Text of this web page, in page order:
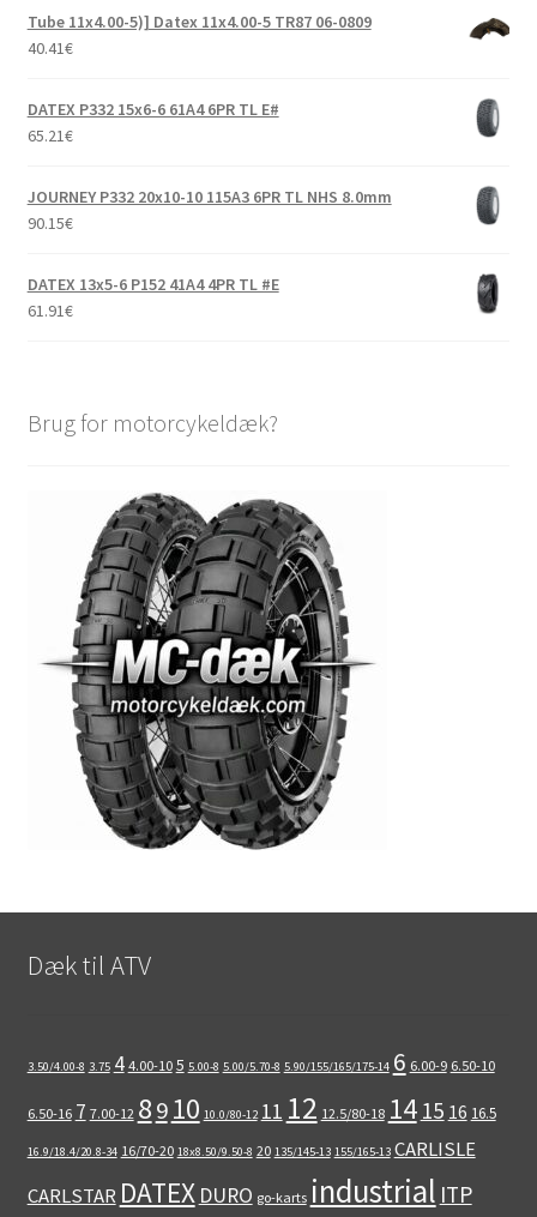
Tube 11x4.00-5)] Datex 11x4.00-5 TR87 06-0809
40.41€
DATEX P332 15x6-6 61A4 6PR TL E#
65.21€
JOURNEY P332 20x10-10 115A3 6PR TL NHS 8.0mm
90.15€
DATEX 13x5-6 P152 41A4 4PR TL #E
61.91€
Brug for motorcykeldæk?
Dæk til ATV
3.50/4.00-8 3.75 4 4.00-10 5 5.00-8 5.00/5.70-8 5.90/155/165/175-14 6 6.00-9 6.50-10
6.50-16 7 7.00-12 89 10 10.0/80-12 11 12 12.5/80-18 14 15 16 16.5
16.9/18.4/20.8-34 16/70-20 18x8.50/9.50-8 20 135/145-13 155/165-13 CARLISLE
CARLSTAR DATEX DURO go-karts industrial ITP